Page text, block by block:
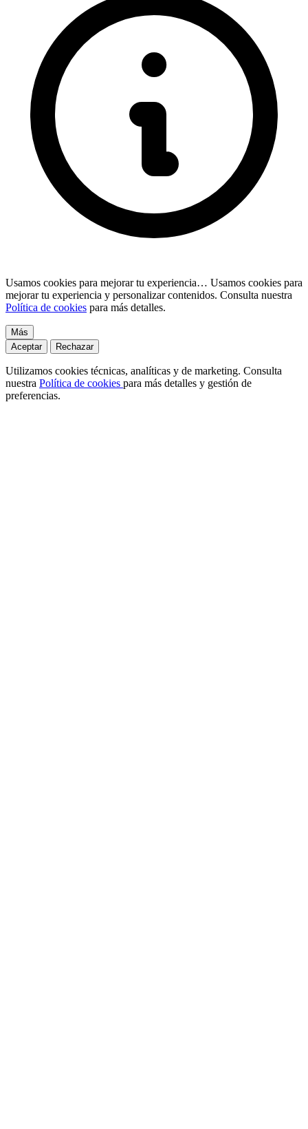
Usamos cookies para mejorar tu experiencia… Usamos cookies para
mejorar tu experiencia y personalizar contenidos. Consulta nuestra
Política de cookies para más detalles.
Más
Aceptar
Rechazar
Utilizamos cookies técnicas, analíticas y de marketing. Consulta
nuestra Política de cookies para más detalles y gestión de
preferencias.